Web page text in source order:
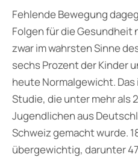
Fehlende Bewegung
Folgen für die Gesundheit
zwar im wahrsten Sinne
sechs Prozent der Kinder
heute Normalgewicht.
Studie, die unter mehr als
Jugendlichen aus
Schweiz gemacht wurde.
übergewichtig, darunter